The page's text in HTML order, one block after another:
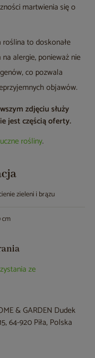
martwienia się o
roślina to doskonałe
alergie, ponieważ nie
co pozwala
objawów.
zdjęciu służy
jest częścią oferty.
rośliny.
zieleni i brązu
cm
ze
& GARDEN Dudek
64-920 Piła, Polska